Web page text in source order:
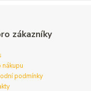
zákazníky
nákupu
podmínky